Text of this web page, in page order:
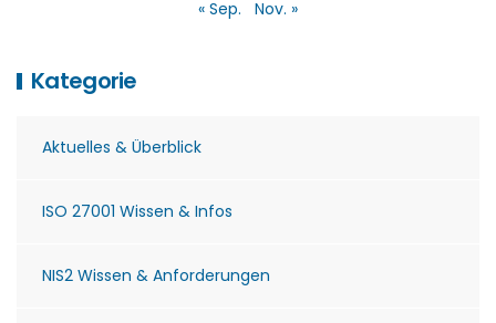
« Sep. Nov. »
Kategorie
Aktuelles & Überblick
ISO 27001 Wissen & Infos
NIS2 Wissen & Anforderungen